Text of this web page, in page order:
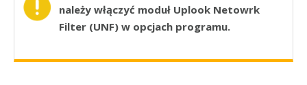
należy włączyć moduł Uplook Netowrk
Filter (UNF) w opcjach programu.